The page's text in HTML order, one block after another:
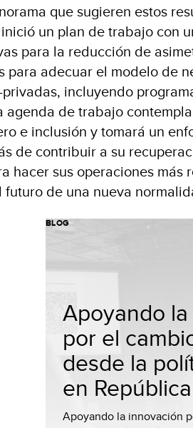
que sugieren estos
inició un plan de trabajo con
para la reducción de
para adecuar el modelo de
incluyendo
agenda de trabajo
e inclusión y tomará un
de contribuir a su
hacer sus operaciones
futuro de una nueva
BLOG
Apoyando
por el
desde la
en
Apoyando la innovación